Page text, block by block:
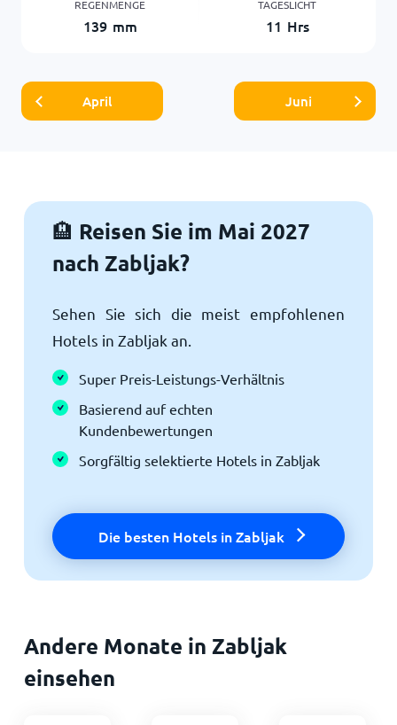
REGENMENGE
139 mm
TAGESLICHT
11 Hrs
April Juni
🏨 Reisen Sie im Mai 2027
nach Zabljak?
Sehen Sie sich die meist empfohlenen
Hotels in Zabljak an.
Super Preis-Leistungs-Verhältnis
Basierend auf echten
Kundenbewertungen
Sorgfältig selektierte Hotels in Zabljak
Die besten Hotels in Zabljak
Andere Monate in Zabljak
einsehen